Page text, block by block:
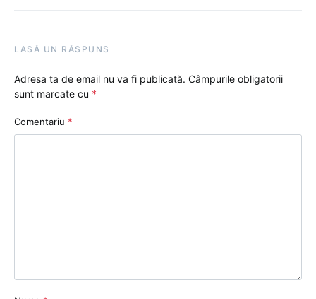
LASĂ UN RĂSPUNS
Adresa ta de email nu va fi publicată. Câmpurile obligatorii
sunt marcate cu *
Comentariu *